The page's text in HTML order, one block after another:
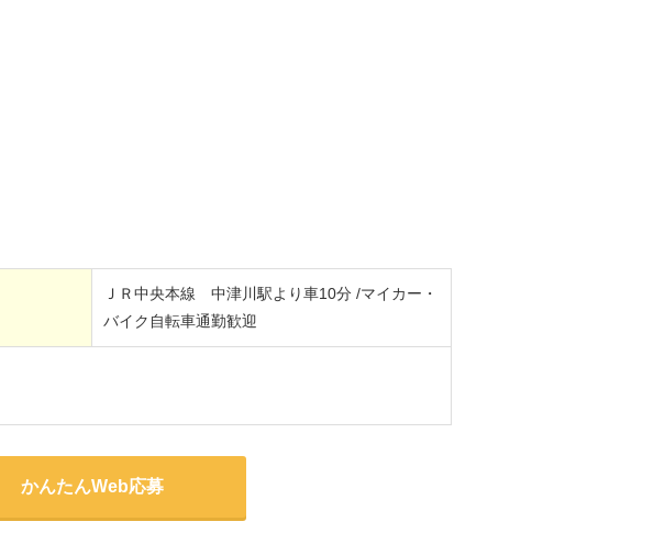
ＪＲ中央本線 中津川駅より車10分 /マイカー・
バイク自転車通勤歓迎
かんたんWeb応募